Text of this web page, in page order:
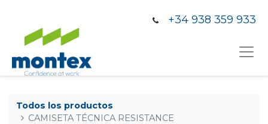
+34 938 359 933
Todos los productos
CAMISETA TÉCNICA RESISTANCE